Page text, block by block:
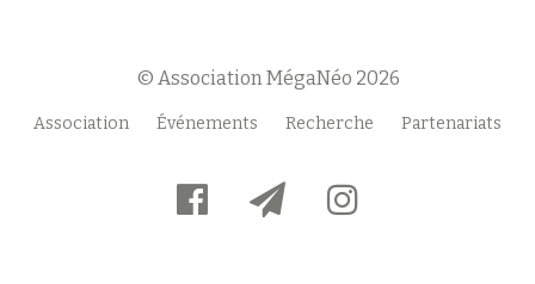
© Association MégaNéo 2026
Menu
Association Événements Recherche Partenariats
fa-
fa-